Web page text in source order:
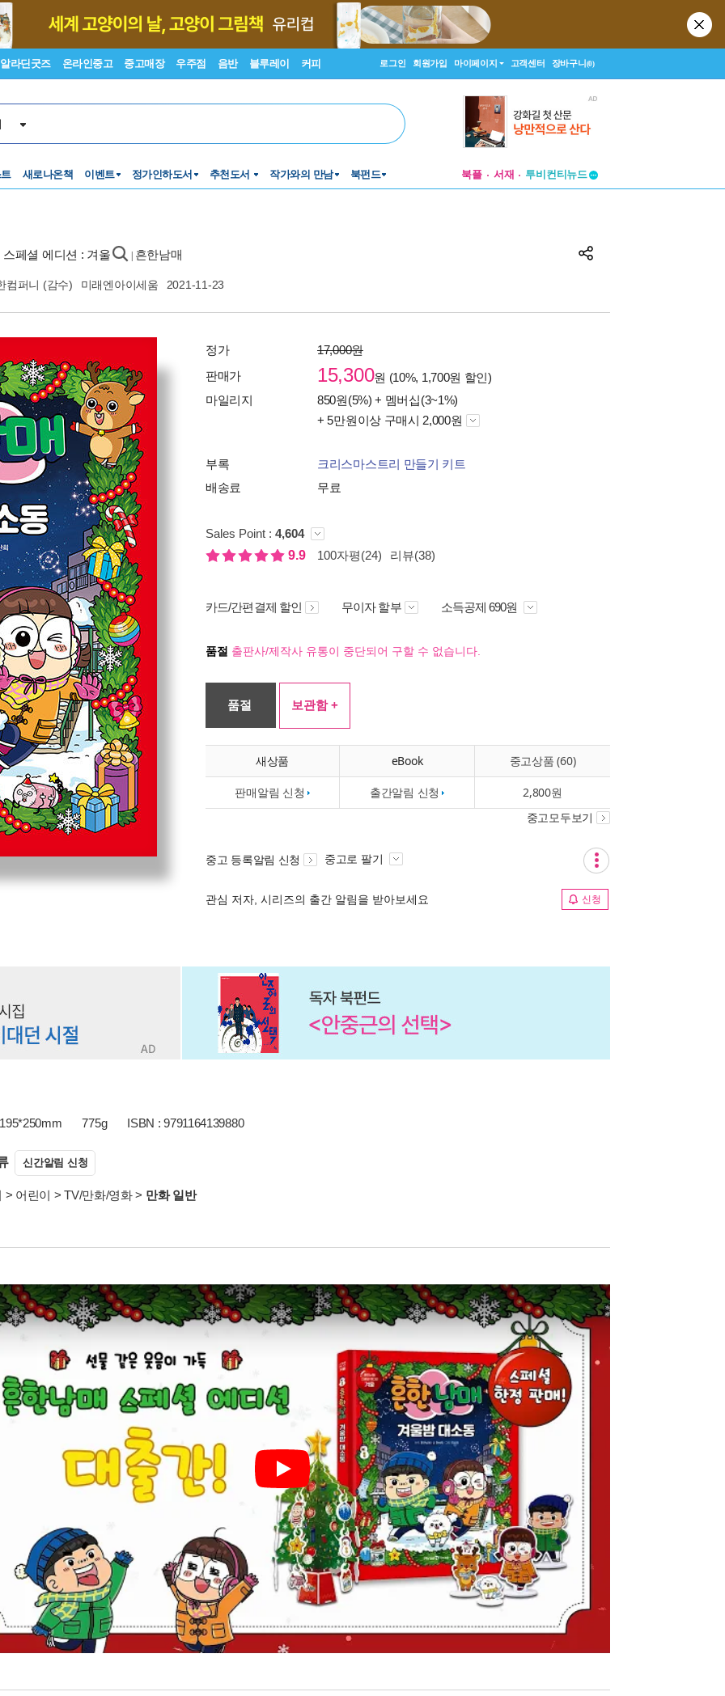
알라딘굿즈 온라인중고 중고매장 우주점 음반 블루레이 커피 로그인 회원가입 마이페이지 고객센터 장바구니(0)
새로나온책 이벤트 정가인하도서 추천도서 작가와의 만남 북펀드 북플 서재
투비컨티뉴드
페셜 에디션 : 겨울 흔한남매
컴퍼니 (감수) 미래엔아이세움 2021-11-23
정가
17,000원
판매가
15,300원 (10%, 1,700원 할인)
마일리지
850원(5%) + 멤버십(3~1%)
+ 5만원이상 구매시 2,000원
부록
크리스마스트리 만들기 키트
배송료
무료
Sales Point : 4,604
9.9
100자평(24) 리뷰(38)
카드/간편결제 할인 무이자 할부 소득공제 690원
품절 출판사/제작사 유통이 중단되어 구할 수 없습니다.
품절 보관함 +
새상품 eBook 중고상품 (60)
판매알림 신청 출간알림 신청 2,800원
중고모두보기
중고 등록알림 신청 중고로 팔기
관심 저자, 시리즈의 출간 알림을 받아보세요 신청
195*250mm 775g ISBN : 9791164139880
신간알림 신청
> 어린이 >TV/만화/영화> 만화 일반
Play